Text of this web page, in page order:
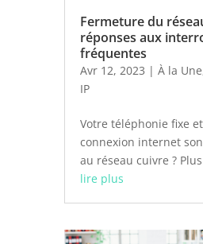
Fermeture du
réponses aux
fréquentes
Avr 12, 2023 | À la Une
IP
Votre téléphonie fixe
connexion internet
au réseau cuivre ?
lire plus